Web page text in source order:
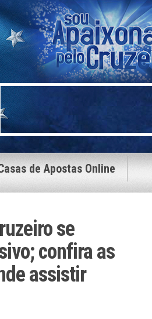
de Apostas Online
se
confira as
assistir